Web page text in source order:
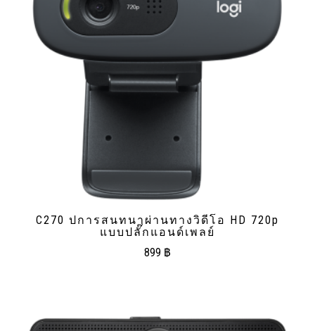
C270 ปการสนทนาผ่านทางวิดีโอ HD 720p
แบบปลั๊กแอนด์เพลย์
899 ฿